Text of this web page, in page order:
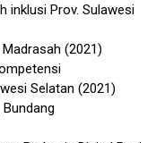
inklusi Prov. Sulawesi
(2021)
Selatan (2021)